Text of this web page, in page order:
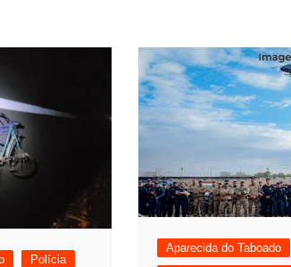
Polícia
Aparecida do Taboado